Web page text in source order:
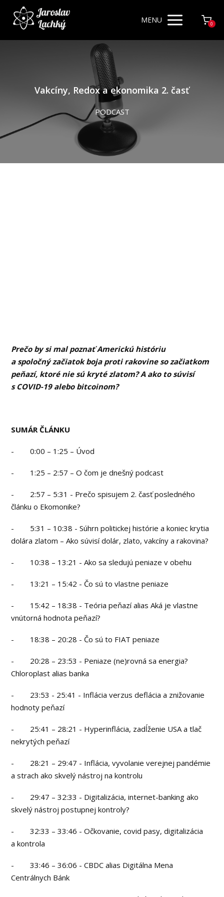
MENU 0
Vakcíny, Redox a ekonomika 2. časť
PODCAST
Prečo by si mal poznať Americkú históriu
a spoločný začiatok boja proti rakovine so začiatkom
peňazí, ktoré nie sú kryté zlatom? A ako to súvisí
s COVID-19 alebo bitcoinom?
SUMÁR ČLÁNKU
- 0:00 – 1:25 – Úvod
- 1:25 – 2:57 – O čom je dnešný podcast
- 2:57 – 5:31 - Prečo spisujem 2. časť posledného
článku o Ekomonike?
- 5:31 – 10:38 - Súhrn politickej histórie a koniec krytia
dolára zlatom – Ako súvisí dolár, zlato, vakcíny a rakovina?
- 10:38 – 13:21 - Ako sa sledujú peniaze v obehu
- 13:21 – 15:42 - Čo sú to vlastne peniaze
- 15:42 – 18:38 - Teória peňazí alias Aká je vlastne
vnútorná hodnota peňazí?
- 18:38 – 20:28 - Čo sú to FIAT peniaze
- 20:28 – 23:53 - Peniaze (ne)rovná sa energia?
Chloroplast alias banka
- 23:53 - 25:41 - Inflácia verzus deflácia a znižovanie
hodnoty peňazí
- 25:41 – 28:21 - Hyperinflácia, zadĺženie USA a tlač
nekrytých peňazí
- 28:21 – 29:47 - Inflácia, vyvolanie verejnej pandémie
a strach ako skvelý nástroj na kontrolu
- 29:47 – 32:33 - Digitalizácia, internet-banking ako
skvelý nástroj postupnej kontroly?
- 32:33 – 33:46 - Očkovanie, covid pasy, digitalizácia
a kontrola
- 33:46 – 36:06 - CBDC alias Digitálna Mena
Centrálnych Bánk